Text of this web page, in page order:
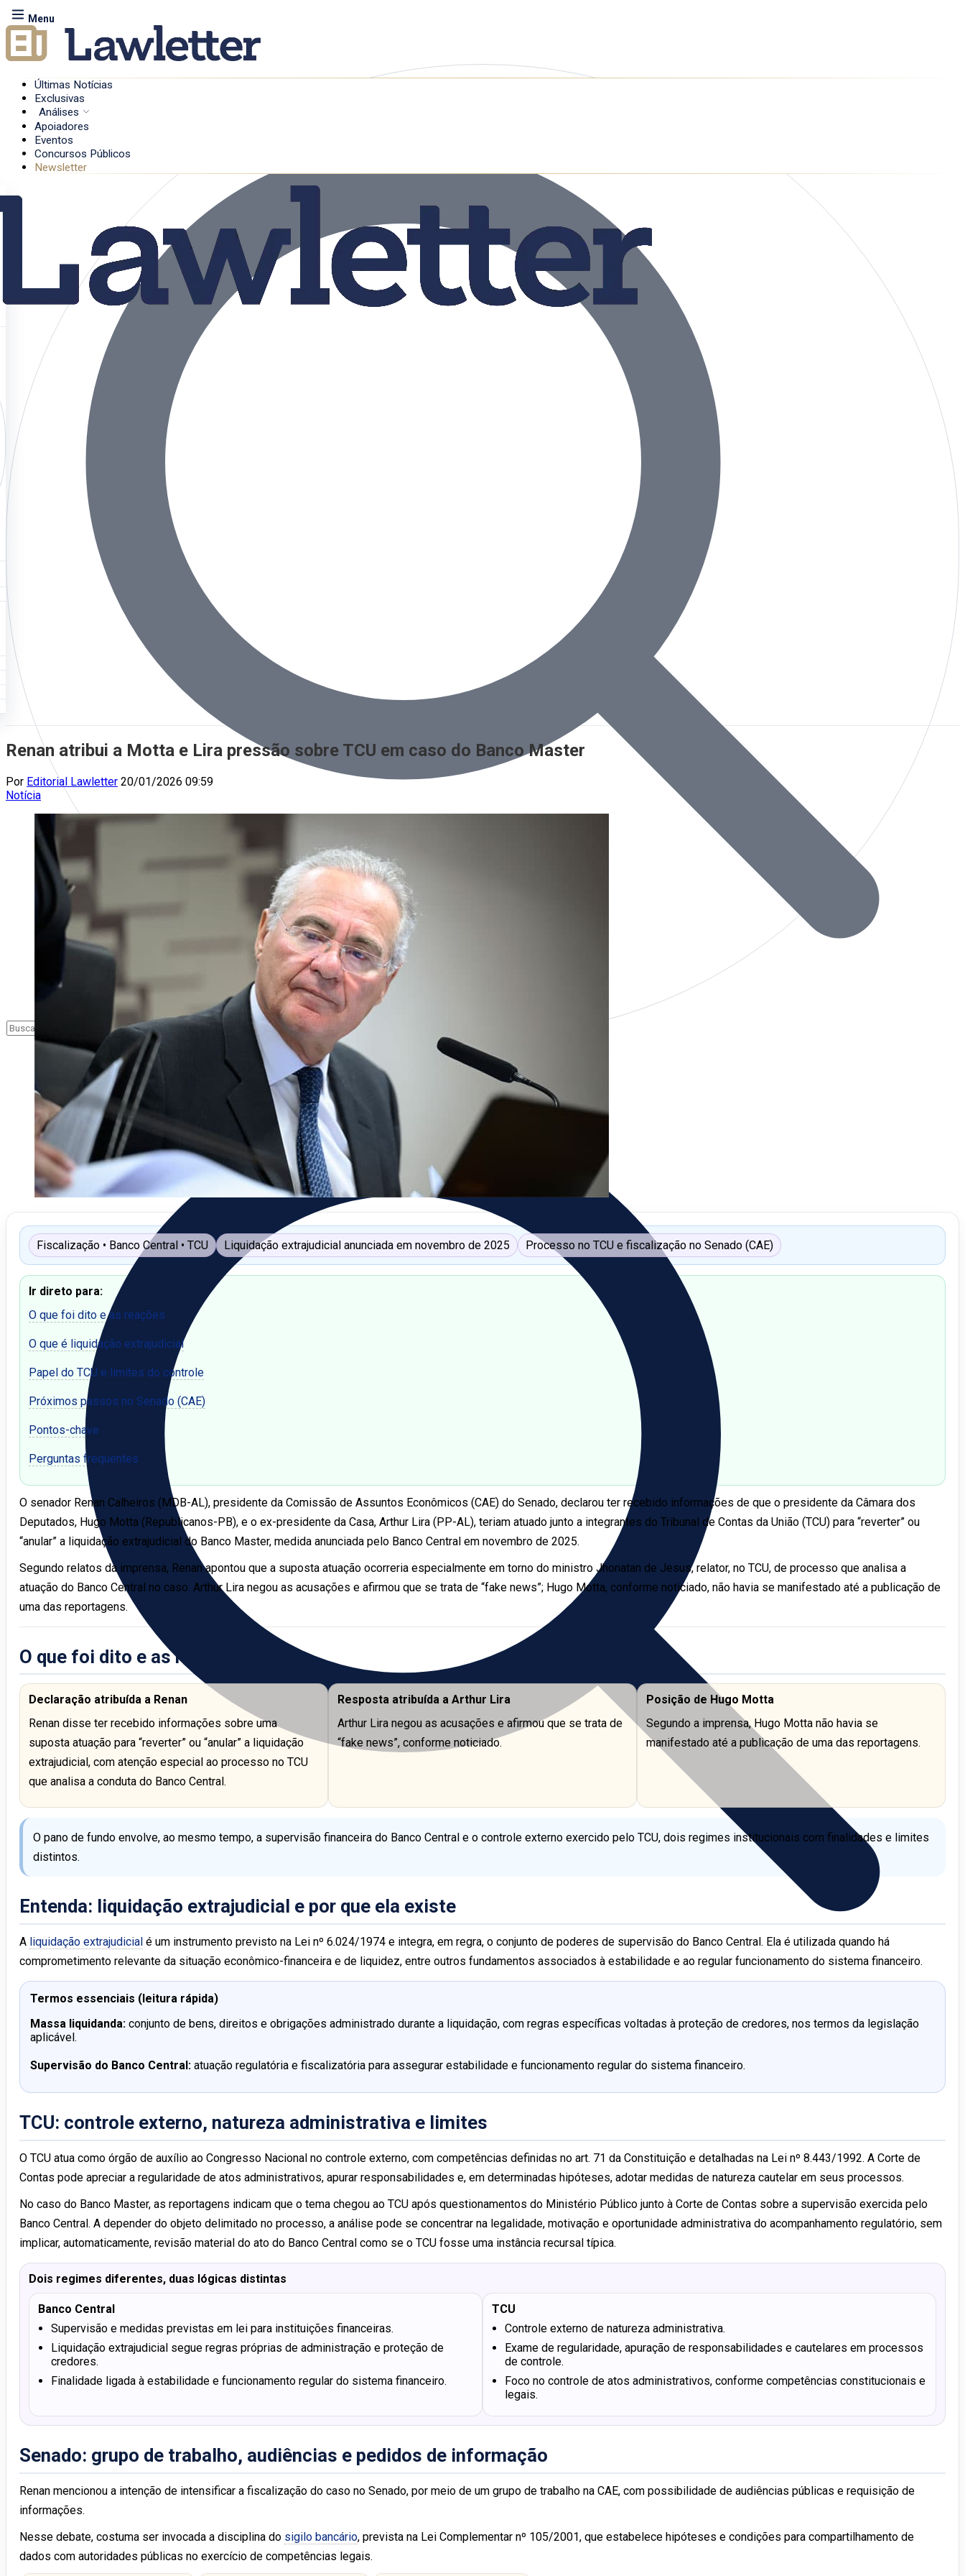
Menu
Últimas Notícias
Exclusivas
Análises
Apoiadores
Eventos
Concursos Públicos
Newsletter
Renan atribui a Motta e Lira pressão sobre TCU em caso do Banco Master
Por Editorial Lawletter 20/01/2026 09:59
Notícia
Fiscalização • Banco Central • TCU Liquidação extrajudicial anunciada em novembro de 2025 Processo no TCU e fiscalização no Senado (CAE)
Ir direto para:
O que foi dito e as reações
O que é liquidação extrajudicial
Papel do TCU e limites do controle
Próximos passos no Senado (CAE)
Pontos-chave
Perguntas frequentes
O senador Renan Calheiros (MDB-AL), presidente da Comissão de Assuntos Econômicos (CAE) do Senado, declarou ter recebido informações de que o presidente da Câmara dos
Deputados, Hugo Motta (Republicanos-PB), e o ex-presidente da Casa, Arthur Lira (PP-AL), teriam atuado junto a integrantes do Tribunal de Contas da União (TCU) para “reverter” ou
“anular” a liquidação extrajudicial do Banco Master, medida anunciada pelo Banco Central em novembro de 2025.
Segundo relatos da imprensa, Renan apontou que a suposta atuação ocorreria especialmente em torno do ministro Jhonatan de Jesus, relator, no TCU, de processo que analisa a
atuação do Banco Central no caso. Arthur Lira negou as acusações e afirmou que se trata de “fake news”; Hugo Motta, conforme noticiado, não havia se manifestado até a publicação de
uma das reportagens.
O que foi dito e as reações
Declaração atribuída a Renan
Renan disse ter recebido informações sobre uma
suposta atuação para “reverter” ou “anular” a liquidação
extrajudicial, com atenção especial ao processo no TCU
que analisa a conduta do Banco Central.
Resposta atribuída a Arthur Lira
Arthur Lira negou as acusações e afirmou que se trata de
“fake news”, conforme noticiado.
Posição de Hugo Motta
Segundo a imprensa, Hugo Motta não havia se
manifestado até a publicação de uma das reportagens.
O pano de fundo envolve, ao mesmo tempo, a supervisão financeira do Banco Central e o controle externo exercido pelo TCU, dois regimes institucionais com finalidades e limites
distintos.
Entenda: liquidação extrajudicial e por que ela existe
A liquidação extrajudicial é um instrumento previsto na Lei nº 6.024/1974 e integra, em regra, o conjunto de poderes de supervisão do Banco Central. Ela é utilizada quando há
comprometimento relevante da situação econômico-financeira e de liquidez, entre outros fundamentos associados à estabilidade e ao regular funcionamento do sistema financeiro.
Termos essenciais (leitura rápida)
Massa liquidanda: conjunto de bens, direitos e obrigações administrado durante a liquidação, com regras específicas voltadas à proteção de credores, nos termos da legislação
aplicável.
Supervisão do Banco Central: atuação regulatória e fiscalizatória para assegurar estabilidade e funcionamento regular do sistema financeiro.
TCU: controle externo, natureza administrativa e limites
O TCU atua como órgão de auxílio ao Congresso Nacional no controle externo, com competências definidas no art. 71 da Constituição e detalhadas na Lei nº 8.443/1992. A Corte de
Contas pode apreciar a regularidade de atos administrativos, apurar responsabilidades e, em determinadas hipóteses, adotar medidas de natureza cautelar em seus processos.
No caso do Banco Master, as reportagens indicam que o tema chegou ao TCU após questionamentos do Ministério Público junto à Corte de Contas sobre a supervisão exercida pelo
Banco Central. A depender do objeto delimitado no processo, a análise pode se concentrar na legalidade, motivação e oportunidade administrativa do acompanhamento regulatório, sem
implicar, automaticamente, revisão material do ato do Banco Central como se o TCU fosse uma instância recursal típica.
Dois regimes diferentes, duas lógicas distintas
Banco Central
Supervisão e medidas previstas em lei para instituições financeiras.
Liquidação extrajudicial segue regras próprias de administração e proteção de
credores.
Finalidade ligada à estabilidade e funcionamento regular do sistema financeiro.
TCU
Controle externo de natureza administrativa.
Exame de regularidade, apuração de responsabilidades e cautelares em processos
de controle.
Foco no controle de atos administrativos, conforme competências constitucionais e
legais.
Senado: grupo de trabalho, audiências e pedidos de informação
Renan mencionou a intenção de intensificar a fiscalização do caso no Senado, por meio de um grupo de trabalho na CAE, com possibilidade de audiências públicas e requisição de
informações.
Nesse debate, costuma ser invocada a disciplina do sigilo bancário, prevista na Lei Complementar nº 105/2001, que estabelece hipóteses e condições para compartilhamento de
dados com autoridades públicas no exercício de competências legais.